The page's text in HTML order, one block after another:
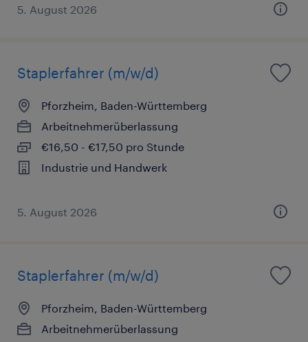
5. August 2026
Staplerfahrer (m/w/d)
Pforzheim, Baden-Württemberg
Arbeitnehmerüberlassung
€16,50 - €17,50 pro Stunde
Industrie und Handwerk
5. August 2026
Staplerfahrer (m/w/d)
Pforzheim, Baden-Württemberg
Arbeitnehmerüberlassung